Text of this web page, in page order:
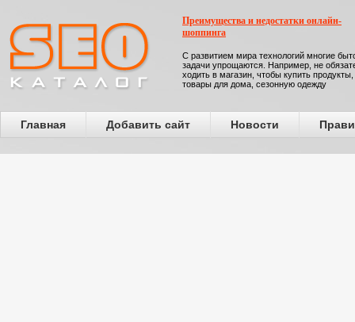
Преимущества и недостатки онлайн-
шоппинга
С развитием мира технологий многие
задачи упрощаются. Например, не
ходить в магазин, чтобы купить продукты,
товары для дома, сезонную одежду
Главная Добавить сайт Новости